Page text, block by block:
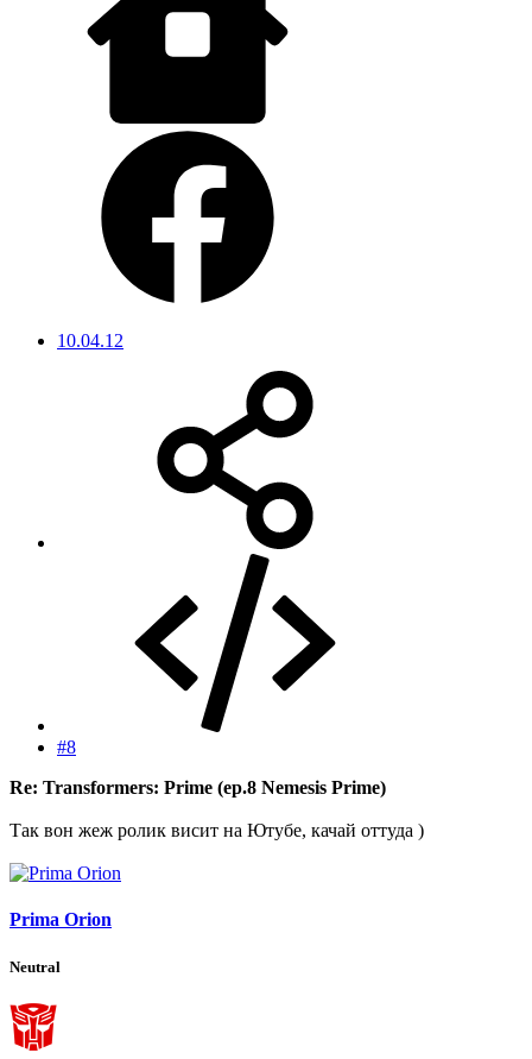
10.04.12
#8
Re: Transformers: Prime (ep.8 Nemesis Prime)
Так вон жеж ролик висит на Ютубе, качай оттуда )
Prima Orion
Neutral